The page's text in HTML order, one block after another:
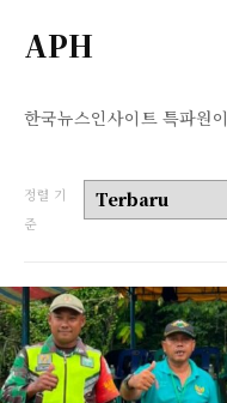
APH
한국뉴스인사이트 특파원
정렬 기
준